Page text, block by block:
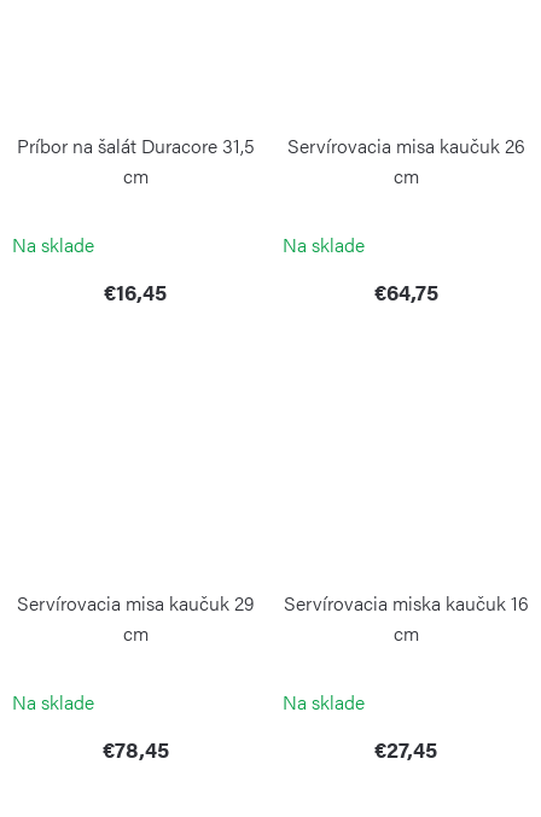
Príbor na šalát Duracore 31,5
cm
Na sklade
€16,45
Servírovacia misa kaučuk 26
cm
Na sklade
€64,75
Servírovacia misa kaučuk 29
cm
Na sklade
€78,45
Servírovacia miska kaučuk 16
cm
Na sklade
€27,45